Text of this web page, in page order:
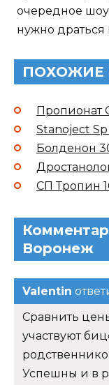
очередное
нужно
ПОХОЖИЕ
Пропионат
Stanoject
Болденон
СП Тропин
Воронеж
Valentin
Сравнить
участвуют
Успешны и в